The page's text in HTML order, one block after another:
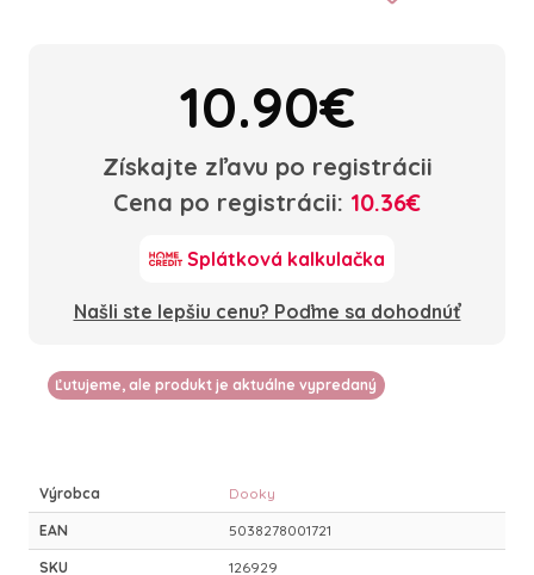
10.90€
Získajte zľavu po registrácii
Cena po registrácii: 10.36€
Splátková kalkulačka
Našli ste lepšiu cenu? Poďme sa dohodnúť
Ľutujeme, ale produkt je aktuálne vypredaný
Výrobca Dooky
EAN 5038278001721
SKU 126929